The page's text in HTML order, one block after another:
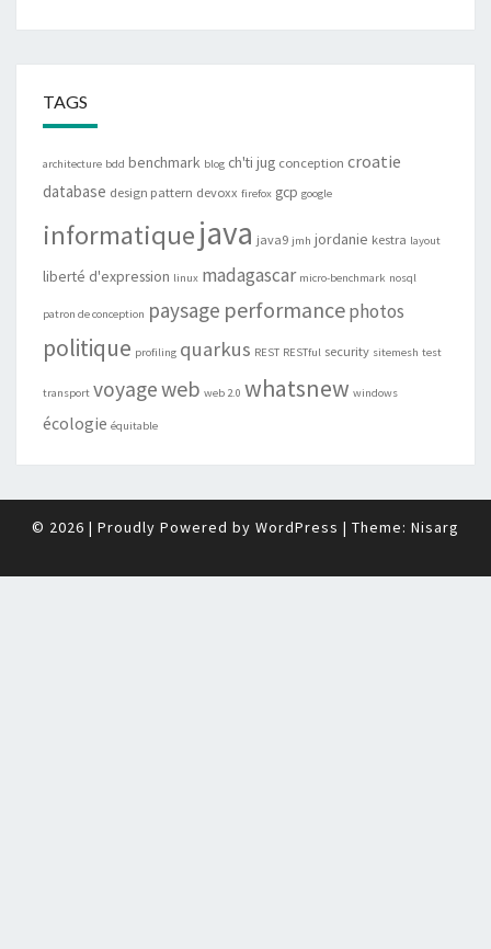
TAGS
architecture bdd benchmark blog ch'ti jug conception croatie
database design pattern devoxx firefox gcp google
informatiquejava java9 jmh jordanie kestra layout
liberté d'expression linux madagascar micro-benchmark nosql
patron de conception paysage performancephotos
politique profiling quarkus REST RESTful security sitemesh test
transport voyageweb web 2.0 whatsnew windows
écologie équitable
© 2026 | Proudly Powered by WordPress | Theme: Nisarg